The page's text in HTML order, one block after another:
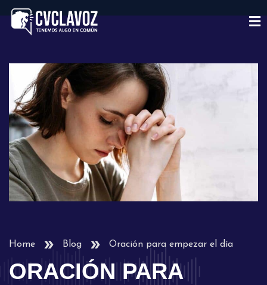
Home Blog Oración para empezar el día
ORACIÓN PARA